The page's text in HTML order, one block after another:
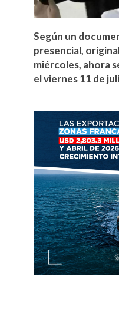
Según un
presencial,
miércoles, ahora
el viernes 11 de